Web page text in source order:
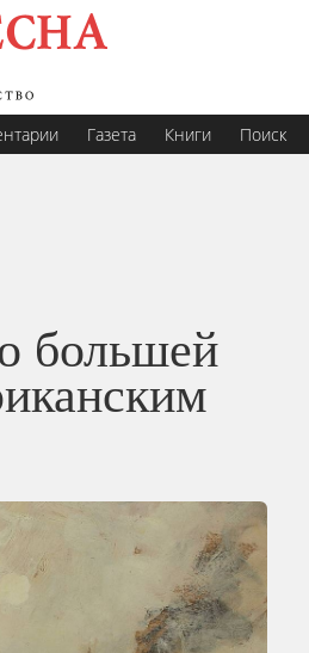
Газета Книги Поиск
большей